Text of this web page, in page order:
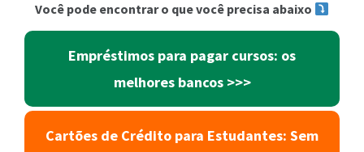
Você pode encontrar o que você precisa abaixo
Empréstimos para pagar cursos: os
melhores bancos >>>
Cartões de Crédito para Estudantes: Sem